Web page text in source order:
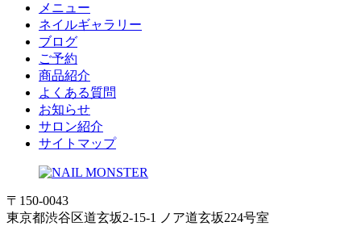
メニュー
ネイルギャラリー
ブログ
ご予約
商品紹介
よくある質問
お知らせ
サロン紹介
サイトマップ
〒150-0043
東京都渋谷区道玄坂2-15-1 ノア道玄坂224号室